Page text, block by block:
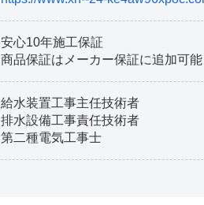
安心10年施工保証
商品保証はメーカー保証に追加可能
給水装置工事主任技術者
排水設備工事責任技術者
第二種電気工事士